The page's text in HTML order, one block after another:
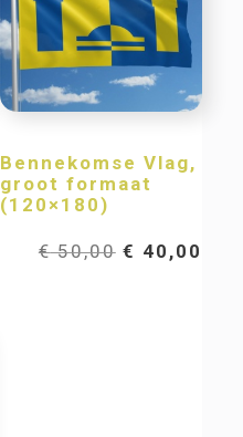
Bennekomse Vlag,
groot formaat
(120×180)
€50,00 € 40,00